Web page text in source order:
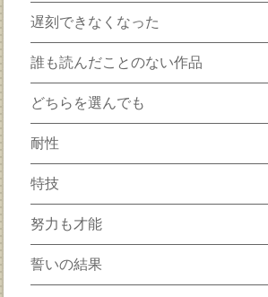
遅刻できなくなった
誰も読んだことのない作品
どちらを選んでも
耐性
特技
努力も才能
誓いの結果